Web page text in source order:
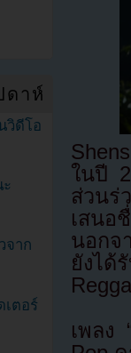
ในปี
ส่วนร่
เสนอ
นอกจ
ยังไ
เพลง
ดาห์
วิดีโอ
จาก
ตอร์